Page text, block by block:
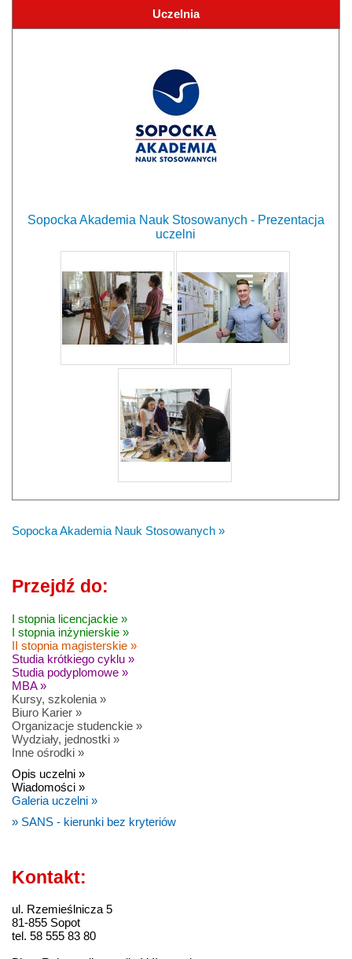
Uczelnia
Sopocka Akademia Nauk Stosowanych - Prezentacja
uczelni
Sopocka Akademia Nauk Stosowanych »
Przejdź do:
I stopnia licencjackie »
I stopnia inżynierskie »
II stopnia magisterskie »
Studia krótkiego cyklu »
Studia podyplomowe »
MBA »
Kursy, szkolenia »
Biuro Karier »
Organizacje studenckie »
Wydziały, jednostki »
Inne ośrodki »
Opis uczelni »
Wiadomości »
Galeria uczelni »
» SANS - kierunki bez kryteriów
Kontakt:
ul. Rzemieślnicza 5
81-855 Sopot
tel. 58 555 83 80